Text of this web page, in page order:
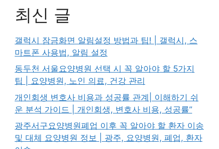
최신 글
갤럭시 잠금화면 알림설정 방법과 팁! | 갤럭시, 스
마트폰 사용법, 알림 설정
동두천 서울요양병원 선택 시 꼭 알아야 할 5가지
팁 | 요양병원, 노인 의료, 건강 관리
개인회생 변호사 비용과 성공률 관계| 이해하기 쉬
운 분석 가이드 | 개인회생, 변호사 비용, 성공률”
광주서구요양병원폐업 이후 꼭 알아야 할 환자 이송
및 대체 요양병원 정보 | 광주, 요양병원, 폐업, 환자